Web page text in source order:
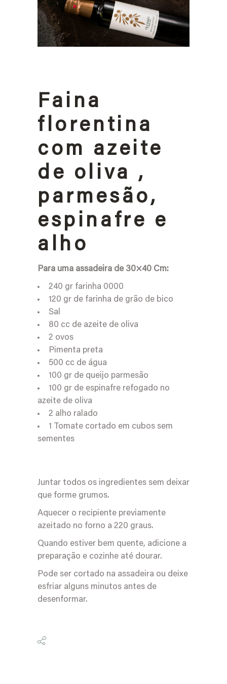
Faina
florentina
com azeite
de oliva ,
parmesão,
espinafre e
alho
Para uma assadeira de 30×40 Cm:
240 gr farinha 0000
120 gr de farinha de grão de bico
Sal
80 cc de azeite de oliva
2 ovos
Pimenta preta
500 cc de água
100 gr de queijo parmesão
100 gr de espinafre refogado no
azeite de oliva
2 alho ralado
1 Tomate cortado em cubos sem
sementes
Juntar todos os ingredientes sem deixar
que forme grumos.
Aquecer o recipiente previamente
azeitado no forno a 220 graus.
Quando estiver bem quente, adicione a
preparação e cozinhe até dourar.
Pode ser cortado na assadeira ou deixe
esfriar alguns minutos antes de
desenformar.